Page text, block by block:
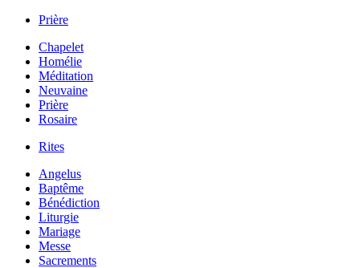
Prière
Chapelet
Homélie
Méditation
Neuvaine
Prière
Rosaire
Rites
Angelus
Baptême
Bénédiction
Liturgie
Mariage
Messe
Sacrements